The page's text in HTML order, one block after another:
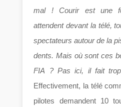
mal ! Courir est une
attendent devant la télé,
spectateurs autour de la
dents. Mais où sont ces
FIA ? Pas ici, il fait
Effectivement, la télé
pilotes demandent 10